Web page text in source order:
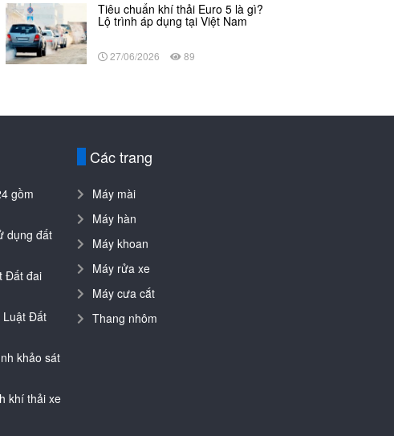
Tiêu chuẩn khí thải Euro 5 là gì?
Lộ trình áp dụng tại Việt Nam
27/06/2026 89
gồm
dụng đất
Đất đai
Luật Đất
khảo sát
khí thải xe
Các trang
Máy mài
Máy hàn
Máy khoan
Máy rửa xe
Máy cưa cắt
Thang nhôm